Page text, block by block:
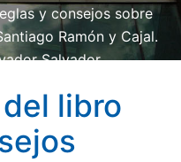
y consejos sobre
Ramón y Cajal.
Salvador
libro